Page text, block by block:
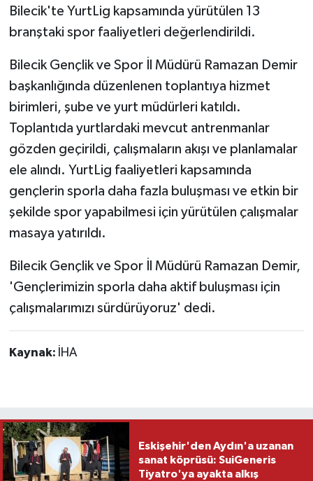
Bilecik'te YurtLig kapsamında yürütülen 13
branştaki spor faaliyetleri değerlendirildi.
Bilecik Gençlik ve Spor İl Müdürü Ramazan Demir
başkanlığında düzenlenen toplantıya hizmet
birimleri, şube ve yurt müdürleri katıldı.
Toplantıda yurtlardaki mevcut antrenmanlar
gözden geçirildi, çalışmaların akışı ve planlamalar
ele alındı. YurtLig faaliyetleri kapsamında
gençlerin sporla daha fazla buluşması ve etkin bir
şekilde spor yapabilmesi için yürütülen çalışmalar
masaya yatırıldı.
Bilecik Gençlik ve Spor İl Müdürü Ramazan Demir,
'Gençlerimizin sporla daha aktif buluşması için
çalışmalarımızı sürdürüyoruz' dedi.
Kaynak: İHA
Eskişehir'den Aydın'a uzanan
sanat köprüsü: SuiGeneris
Tiyatro'ya ayakta alkış